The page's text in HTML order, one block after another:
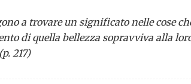
a trovare un significato nelle cose
di quella bellezza sopravviva alla
217)